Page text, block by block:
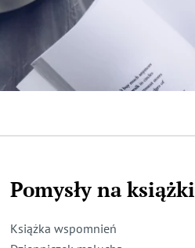
Pomysły na książki
Książka wspomnień